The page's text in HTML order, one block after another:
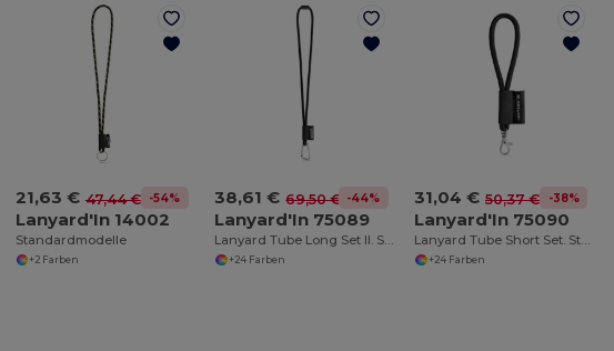
21,63 € 47,44 € -54%
Lanyard'In 14002
Standardmodelle
+2 Farben
38,61 € 69,50 € -44%
Lanyard'In 75089
Lanyard Tube Long Set II. Standardmodelle
+24 Farben
31,04 € 50,37 € -38%
Lanyard'In 75090
Lanyard Tube Short Set. Standardmodelle
+24 Farben